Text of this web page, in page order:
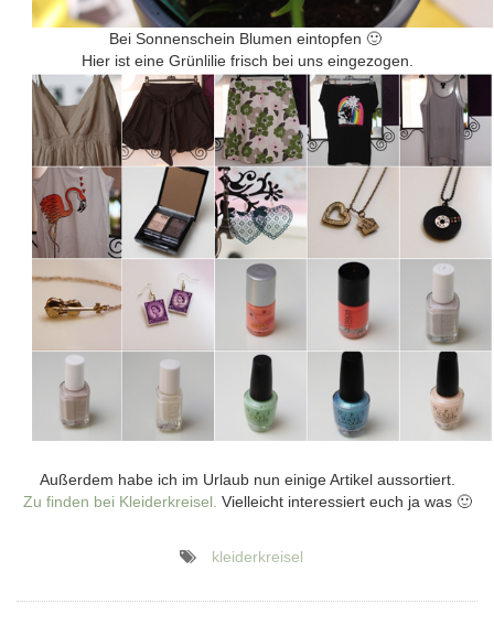
Bei Sonnenschein Blumen eintopfen 🙂
Hier ist eine Grünlilie frisch bei uns eingezogen.
Außerdem habe ich im Urlaub nun einige Artikel aussortiert.
Zu finden bei Kleiderkreisel. Vielleicht interessiert euch ja was 🙂
kleiderkreisel